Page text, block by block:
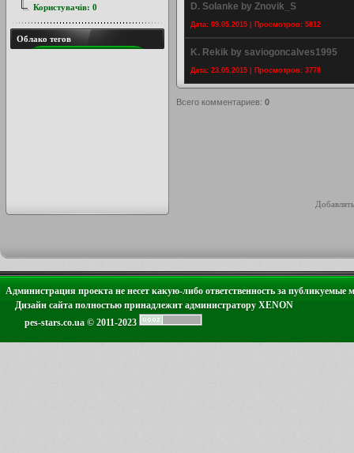
D. Solanke by Znovik_S
Дата: 09.05.2015 | Просмотров: 5812
K. Rekik by saviogoncalves1995
Дата: 23.05.2015 | Просмотров: 3778
Всего комментариев: 0
Користувачів: 0
Облако тегов
Администрация проекта не несет какую-либо ответственность за публикуемые
Дизайн сайта полностью принадлежит администратору XENON
pes-stars.co.ua © 2011-2023